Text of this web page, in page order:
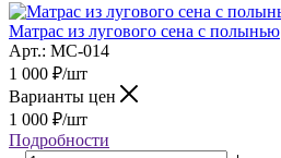
Матрас из лугового сена с полынью
Арт.: МС-014
1 000 ₽/шт
Варианты цен
1 000 ₽/шт
Подробности